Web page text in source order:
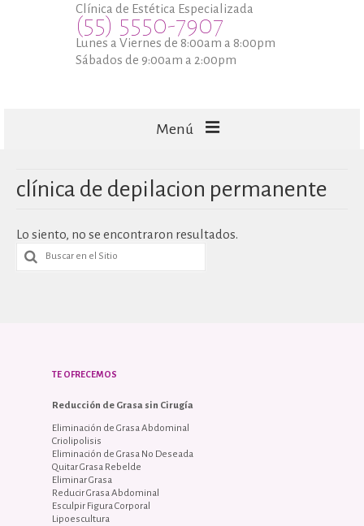
Clínica de Estética Especializada
(55) 5550-7907
Lunes a Viernes de 8:00am a 8:00pm
Sábados de 9:00am a 2:00pm
Menú
CAPILARES
TECNOLOGÍA
clínica de depilacion permanente
Lo siento, no se encontraron resultados.
TE OFRECEMOS
Reducción de Grasa sin Cirugía
Eliminación de Grasa Abdominal
Criolipolisis
Eliminación de Grasa No Deseada
Quitar Grasa Rebelde
Eliminar Grasa
Reducir Grasa Abdominal
Esculpir Figura Corporal
Lipoescultura